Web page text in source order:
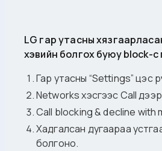
LG гар утасны
хэвийн болгох буюу block-с
Гар утасны “Settings” цэс
Networks хэсгээс Call
Call blocking & decline with
Хадгалсан дугаараа
болгоно.